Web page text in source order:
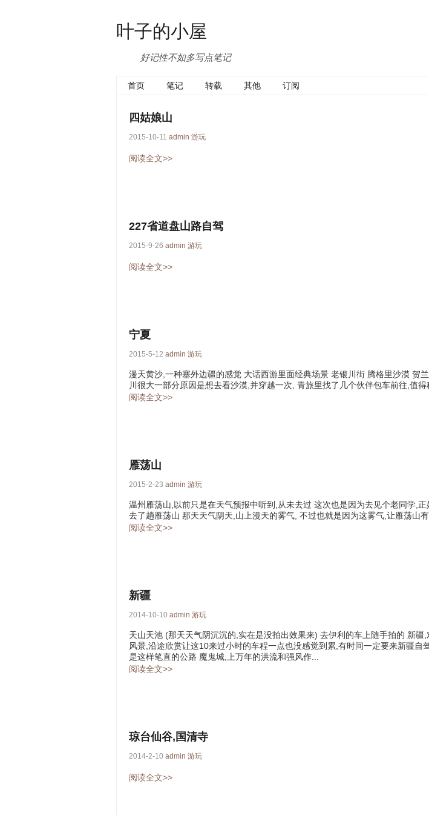
叶子的小屋
好记性不如多写点笔记
首页 笔记 转载 其他 订阅
四姑娘山
2015-10-11 admin 游玩
阅读全文>>
227省道盘山路自驾
2015-9-26 admin 游玩
阅读全文>>
宁夏
2015-5-12 admin 游玩
漫天黄沙,一种塞外边疆的感觉 大话西游里面经典场景 老银川街 腾格里沙漠 贺
川很大一部分原因是想去看沙漠,并穿越一次, 青旅里找了几个伙伴包车前往,值得
阅读全文>>
雁荡山
2015-2-23 admin 游玩
温州雁荡山,以前只是在天气预报中听到,从未去过 这次也是因为去见个老同学,
去了趟雁荡山 那天天气阴天,山上漫天的雾气, 不过也就是因为这雾气,让雁荡山
阅读全文>>
新疆
2014-10-10 admin 游玩
天山天池 (那天天气阴沉沉的,实在是没拍出效果来) 去伊利的车上随手拍的 新疆
风景,沿途欣赏让这10来过小时的车程一点也没感觉到累,有时间一定要来新疆自
是这样笔直的公路 魔鬼城,上万年的洪流和强风作...
阅读全文>>
琼台仙谷,国清寺
2014-2-10 admin 游玩
阅读全文>>